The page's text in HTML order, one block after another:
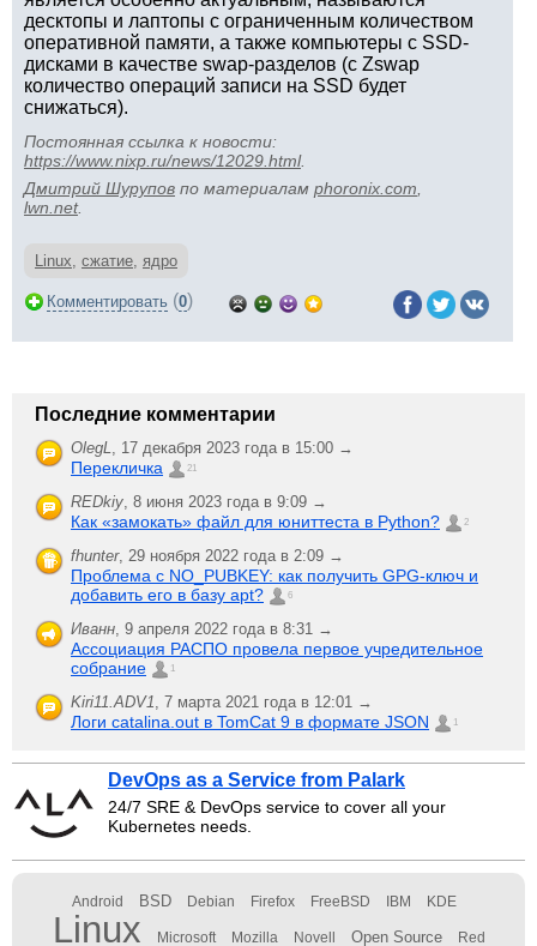
десктопы и лаптопы с ограниченным количеством
оперативной памяти, а также компьютеры с SSD-
дисками в качестве swap-разделов (с Zswap
количество операций записи на SSD будет
снижаться).
Постоянная ссылка к новости:
https://www.nixp.ru/news/12029.html.
Дмитрий Шурупов по материалам phoronix.com
lwn.net.
Linux, сжатие, ядро
Комментировать (0)
Последние комментарии
OlegL, 17 декабря 2023 года в 15:00 →
Перекличка 21
REDkiy, 8 июня 2023 года в 9:09 →
Как «замокать» файл для юниттеста в Python? 2
fhunter, 29 ноября 2022 года в 2:09 →
Проблема с NO_PUBKEY: как получить GPG-ключ и
добавить его в базу apt?
6
Иванн, 9 апреля 2022 года в 8:31 →
Ассоциация РАСПО провела первое учредительное
собрание
1
Kiri11.ADV1, 7 марта 2021 года в 12:01 →
Логи catalina.out в TomCat 9 в формате JSON 1
DevOps as a Service from Palark
24/7 SRE & DevOps service to cover all your
Kubernetes needs.
Android BSD Debian Firefox FreeBSD IBM KDE
Linux Microsoft Mozilla Novell Open Source Red